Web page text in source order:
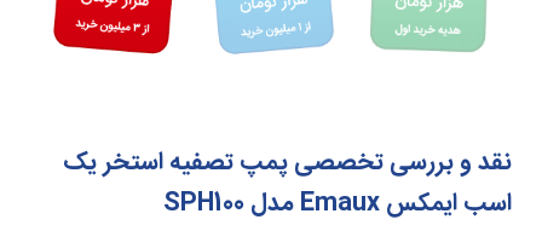
نقد و بررسی تخصصی پمپ تصفیه استخر یک
اسب ایمکس Emaux مدل SPH100